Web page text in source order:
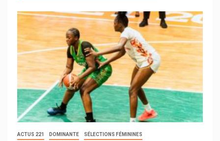
ACTUS 221 DOMINANTE
SÉLECTIONS FÉMININES